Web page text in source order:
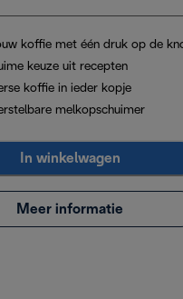
koffie met één druk op de
keuze uit recepten
koffie in ieder kopje
melkopschuimer
In winkelwagen
Meer informatie